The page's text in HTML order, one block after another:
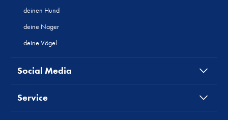
deinen Hund
deine Nager
deine Vögel
Social Media
Service